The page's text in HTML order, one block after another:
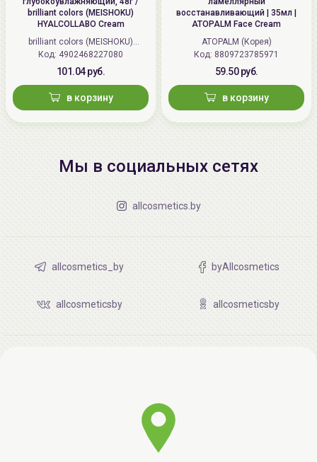
brilliant colors (MEISHOKU)
HYALCOLLABO Cream
brilliant colors (MEISHOKU)
(Япония)
Код: 4902468227080
101.04 руб.
в корзину
восстанавливающий | 35мл |
ATOPALM Face Cream
ATOPALM (Корея)
Код: 8809723785971
59.50 руб.
в корзину
Мы в социальных сетях
allcosmetics.by
allcosmetics_by byAllcosmetics
allcosmeticsby allcosmeticsby